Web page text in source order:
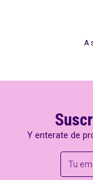
A
Y enterate de